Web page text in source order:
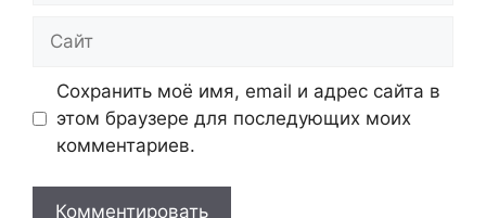
Сохранить моё имя, email и адрес сайта в
этом браузере для последующих моих
комментариев.